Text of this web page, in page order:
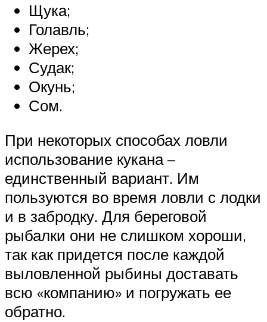
Щука;
Голавль;
Жерех;
Судак;
Окунь;
Сом.
При некоторых способах ловли
использование кукана –
единственный вариант. Им
пользуются во время ловли с лодки
и в забродку. Для береговой
рыбалки они не слишком хороши,
так как придется после каждой
выловленной рыбины доставать
всю «компанию» и погружать ее
обратно.